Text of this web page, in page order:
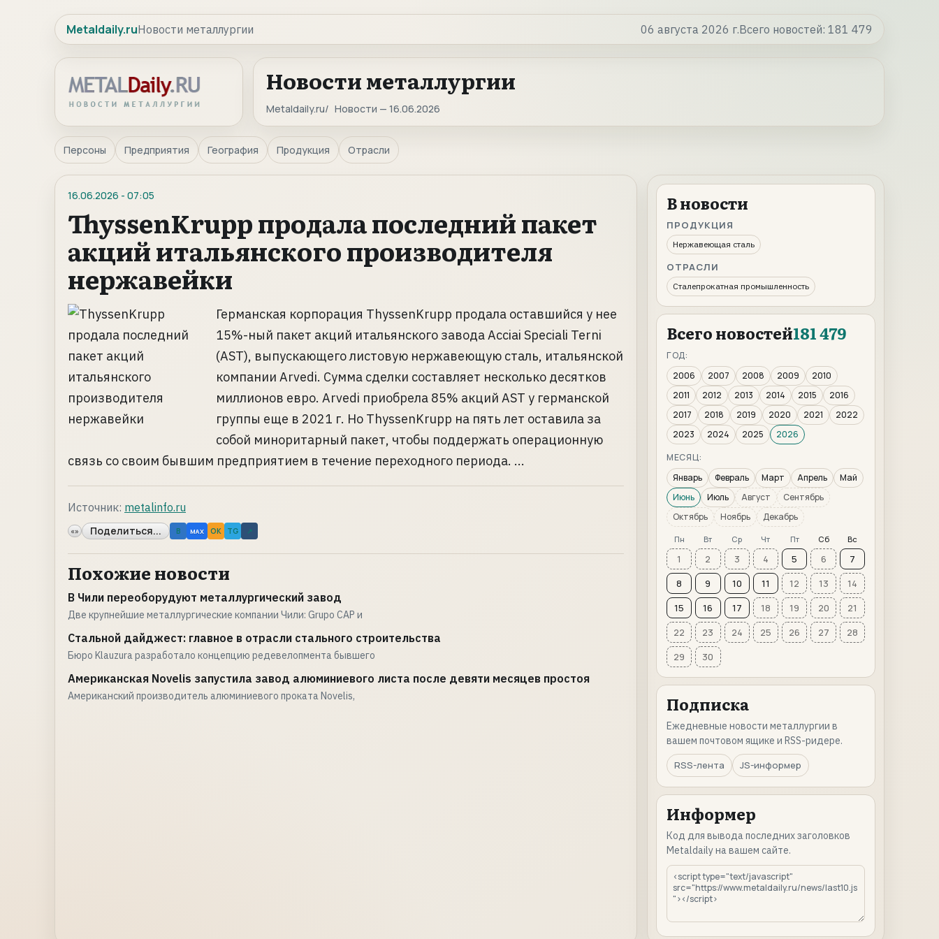
Metaldaily.ruНовости металлургии 06 августа 2026 г.Всего новостей: 181 479
Новости металлургии
Metaldaily.ru Новости — 16.06.2026
Персоны Предприятия География Продукция Отрасли
16.06.2026 - 07:05
ThyssenKrupp продала последний пакет
акций итальянского производителя
нержавейки
Германская корпорация ThyssenKrupp продала оставшийся у нее
15%-ный пакет акций итальянского завода Acciai Speciali Terni
(AST), выпускающего листовую нержавеющую сталь, итальянской
компании Arvedi. Сумма сделки составляет несколько десятков
миллионов евро. Arvedi приобрела 85% акций AST у германской
группы еще в 2021 г. Но ThyssenKrupp на пять лет оставила за
собой миноритарный пакет, чтобы поддержать операционную
связь со своим бывшим предприятием в течение переходного периода. ...
Источник: metalinfo.ru
«» Поделиться... B MAX OK TG ↗
Похожие новости
В Чили переоборудуют металлургический завод
Две крупнейшие металлургические компании Чили: Grupo CAP и
Стальной дайджест: главное в отрасли стального строительства
Бюро Klauzura разработало концепцию редевелопмента бывшего
Американская Novelis запустила завод алюминиевого листа после девяти месяцев простоя
Американский производитель алюминиевого проката Novelis,
В новости
ПРОДУКЦИЯ
Нержавеющая сталь
ОТРАСЛИ
Сталепрокатная промышленность
Всего новостей181 479
ГОД:
2006
2007 2008 2009
2010
2011
2012 2013 2014 2015
2016
2017
2018 2019 2020 2021
2022
2023
2024 2025
2026
МЕСЯЦ:
Январь
Февраль Март Апрель
Май
Июнь
Июль Август
Сентябрь
Октябрь
Ноябрь Декабрь
Пн Вт Ср Чт Пт Сб Вс
1 2 3 4 5 6
7
8
9 10 11 12 13
14
15
16 17 18 19 20
21
22
23 24 25 26 27
28
29
30
Подписка
Ежедневные новости металлургии в
вашем почтовом ящике и RSS-ридере.
RSS-лента
JS-информер
Информер
Код для вывода последних заголовков
Metaldaily на вашем сайте.